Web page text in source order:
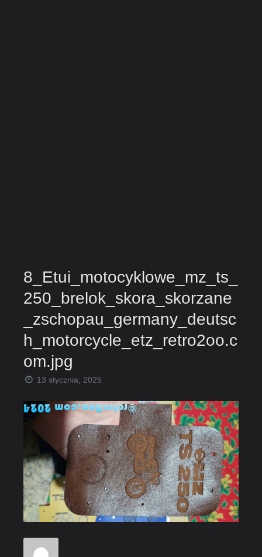
8_Etui_motocyklowe_mz_ts_
250_brelok_skora_skorzane
_zschopau_germany_deutsc
h_motorcycle_etz_retro2oo.c
om.jpg
13 stycznia, 2025